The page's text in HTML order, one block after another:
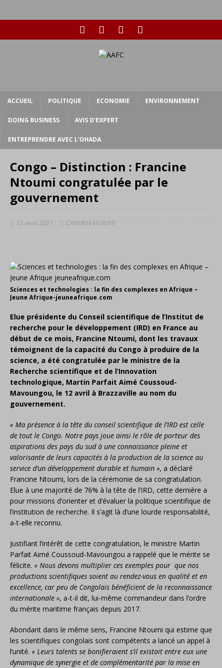
ACCUEIL POLITIQUE ECONOMIE ENVIRONNEMENT
DOING BUSINESS AVIS D’EXPERT
ENTREPRENDRE AVEC L’OHADA
Congo – Distinction : Francine
Ntoumi congratulée par le
gouvernement
13 avril 2021 CARMEN FEVILIYE
Sciences et technologies : la fin des complexes en Afrique –
Jeune Afrique-jeuneafrique.com
Elue présidente du Conseil scientifique de l’Institut de
recherche pour le développement (IRD) en France au
début de ce mois, Francine Ntoumi, dont les travaux
témoignent de la capacité du Congo à produire de la
science, a été congratulée par le ministre de la
Recherche scientifique et de l’Innovation
technologique, Martin Parfait Aimé Coussoud-
Mavoungou, le 12 avril à Brazzaville au nom du
gouvernement.
« Ma présence à la tête du conseil scientifique de l’IRD est celle
de tout le Congo. Notre pays joue ainsi le rôle de porteur des
aspirations des pays du sud à une connaissance pleine et
valorisante de leurs capacités à la production de la science au
service d’un développement durable et humain », a déclaré
Francine Ntoumi, lors de la cérémonie de sa congratulation.
Elue à une majorité de 76% à la tête de l’IRD, cette dernière a
pour missions d’orienter et d’évaluer la politique scientifique de
l’institution de recherche. Il s’agit là d’une lourde responsabilité,
a-t-elle reconnu.
Justifiant l’intérêt de cette congratulation, le ministre Martin
Parfait Aimé Coussoud-Mavoungou a rappelé que le mérite se
félicite. « Nous devons multiplier ces exemples pour que nos
productions scientifiques soient au rendez-vous en qualité et en
excellence, car peu de Congolais bénéficient de la reconnaissance
internationale », a-t-il dit, lui-même commandeur dans l’ordre
du mérite maritime français depuis 2017.
Abondant dans le même sens, Francine Ntoumi qui estime que
les scientifiques congolais sont compétents a lancé un appel à
l’unité. « Leurs talents se bonifieraient s’il existait entre eux une
dynamique de synergie et de complémentarité par la mise en